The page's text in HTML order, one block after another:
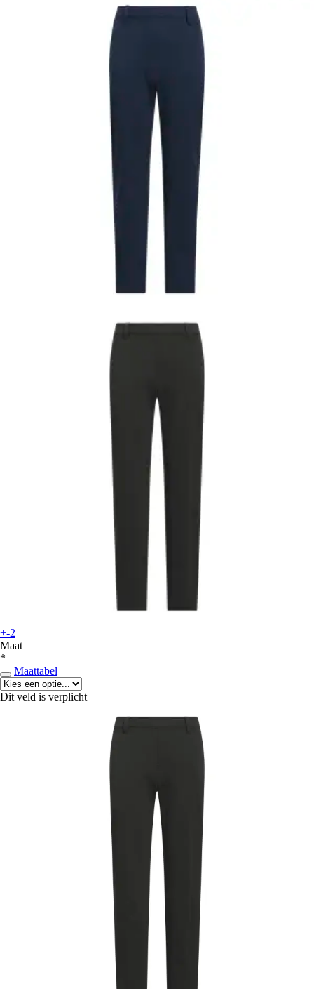
+-2
Maat
*
Maattabel
Dit veld is verplicht